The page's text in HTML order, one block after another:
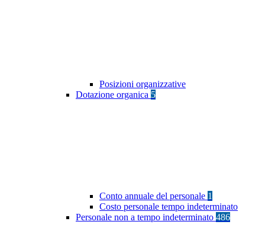
Posizioni organizzative
Dotazione organica 5
Conto annuale del personale 1
Costo personale tempo indeterminato
Personale non a tempo indeterminato 486